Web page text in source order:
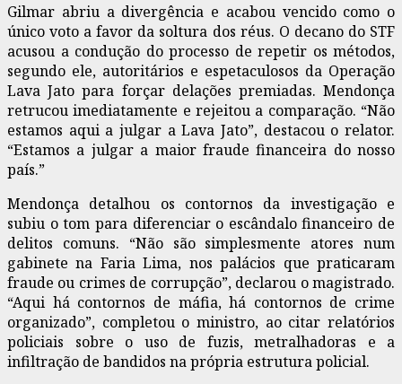
Gilmar abriu a divergência e acabou vencido como o
único voto a favor da soltura dos réus. O decano do STF
acusou a condução do processo de repetir os métodos,
segundo ele, autoritários e espetaculosos da Operação
Lava Jato para forçar delações premiadas. Mendonça
retrucou imediatamente e rejeitou a comparação. “Não
estamos aqui a julgar a Lava Jato”, destacou o relator.
“Estamos a julgar a maior fraude financeira do nosso
país.”
Mendonça detalhou os contornos da investigação e
subiu o tom para diferenciar o escândalo financeiro de
delitos comuns. “Não são simplesmente atores num
gabinete na Faria Lima, nos palácios que praticaram
fraude ou crimes de corrupção”, declarou o magistrado.
“Aqui há contornos de máfia, há contornos de crime
organizado”, completou o ministro, ao citar relatórios
policiais sobre o uso de fuzis, metralhadoras e a
infiltração de bandidos na própria estrutura policial.